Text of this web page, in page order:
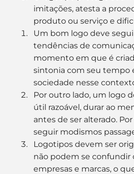
imitações, atesta a
produto ou serviço e
Um bom logo deve
tendências de
momento em que é
sintonia com seu tempo
sociedade nesse
Por outro lado, um logo
útil razoável, durar ao
antes de ser alterado.
seguir modismos
Logotipos devem ser
não podem se confundir
empresas e marcas, o